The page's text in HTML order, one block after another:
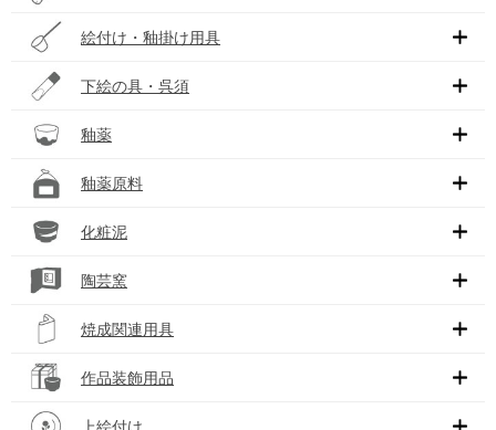
絵付け・釉掛け用具
下絵の具・呉須
釉薬
釉薬原料
化粧泥
陶芸窯
焼成関連用具
作品装飾用品
上絵付け